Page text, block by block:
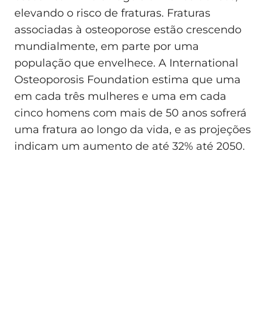
elevando o risco de fraturas. Fraturas
associadas à osteoporose estão crescendo
mundialmente, em parte por uma
população que envelhece. A International
Osteoporosis Foundation estima que uma
em cada três mulheres e uma em cada
cinco homens com mais de 50 anos sofrerá
uma fratura ao longo da vida, e as projeções
indicam um aumento de até 32% até 2050.